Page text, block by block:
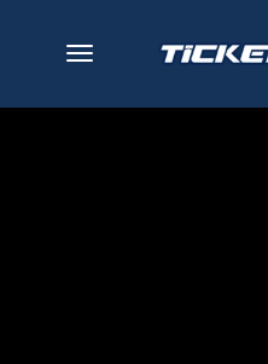
desplegar navegación